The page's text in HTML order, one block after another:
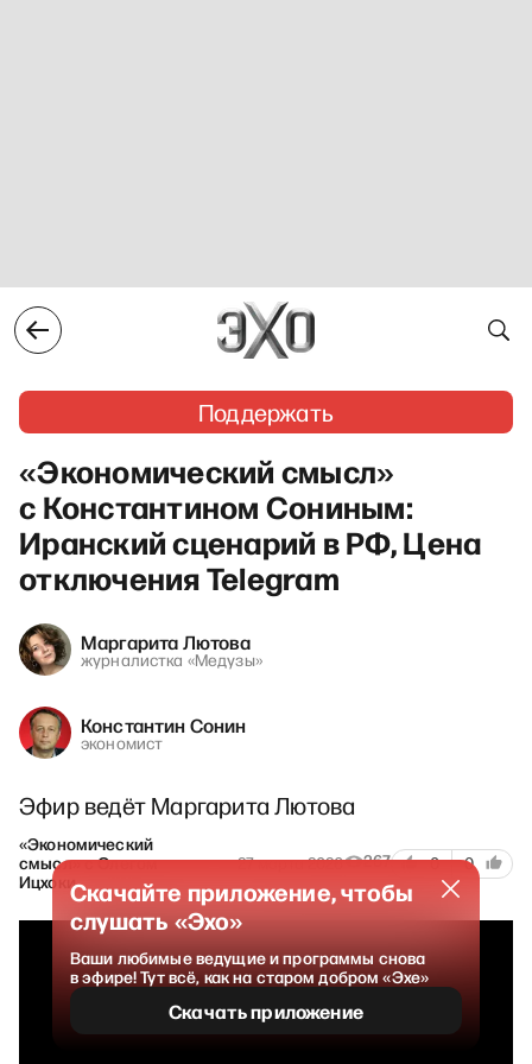
Поддержать
«Экономический смысл»
с Константином Сониным:
Иранский сценарий в РФ, Цена
отключения Telegram
Маргарита Лютова
журналистка «Медузы»
Константин Сонин
экономист
Эфир ведёт Маргарита Лютова
«Экономический
смысл» с Олегом
Ицхоки
27 марта 2026 267 0 0
Скачайте приложение, чтобы
слушать «Эхо»
Ваши любимые ведущие и программы снова
в эфире! Тут всё, как на старом добром «Эхе»
Скачать приложение